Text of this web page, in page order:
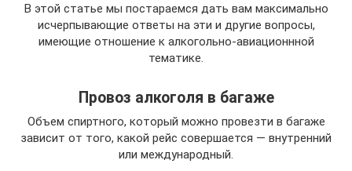
В этой статье мы постараемся дать вам максимально
исчерпывающие ответы на эти и другие вопросы,
имеющие отношение к алкогольно-авиационнной
тематике.
Провоз алкоголя в багаже
Объем спиртного, который можно провезти в багаже
зависит от того, какой рейс совершается — внутренний
или международный.